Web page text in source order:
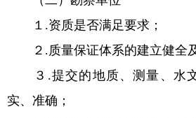
１.资质是否满足要求；
２.质量保证体系的建立健全及
３.提交的地质、测量、水
实、准确；